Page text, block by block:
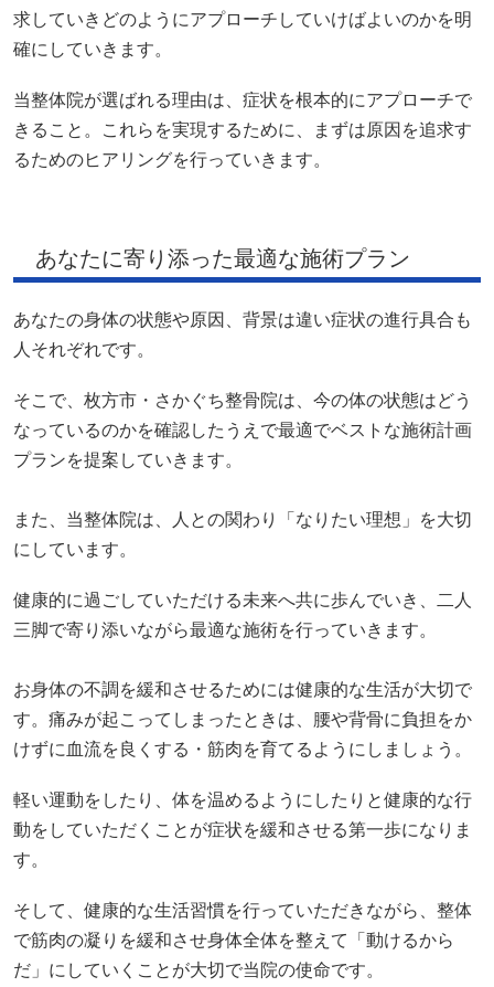
求していきどのようにアプローチしていけばよいのかを明
確にしていきます。
当整体院が選ばれる理由は、症状を根本的にアプローチで
きること。これらを実現するために、まずは原因を追求す
るためのヒアリングを行っていきます。
あなたに寄り添った最適な施術プラン
あなたの身体の状態や原因、背景は違い症状の進行具合も
人それぞれです。
そこで、枚方市・さかぐち整骨院は、今の体の状態はどう
なっているのかを確認したうえで最適でベストな施術計画
プランを提案していきます。
また、当整体院は、人との関わり「なりたい理想」を大切
にしています。
健康的に過ごしていただける未来へ共に歩んでいき、二人
三脚で寄り添いながら最適な施術を行っていきます。
お身体の不調を緩和させるためには健康的な生活が大切で
す。痛みが起こってしまったときは、腰や背骨に負担をか
けずに血流を良くする・筋肉を育てるようにしましょう。
軽い運動をしたり、体を温めるようにしたりと健康的な行
動をしていただくことが症状を緩和させる第一歩になりま
す。
そして、健康的な生活習慣を行っていただきながら、整体
で筋肉の凝りを緩和させ身体全体を整えて「動けるから
だ」にしていくことが大切で当院の使命です。